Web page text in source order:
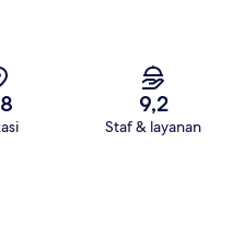
9,2
Staf & layanan